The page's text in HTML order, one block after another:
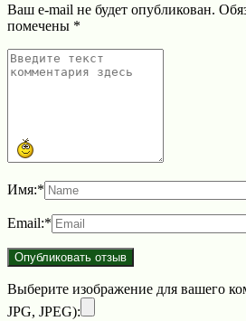
Ваш e-mail не будет опубликован.
помечены *
Имя:*
Email:*
Выберите изображение для вашего
JPG, JPEG):